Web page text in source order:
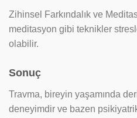
Zihinsel Farkındalık ve
meditasyon gibi teknikler
olabilir.
Sonuç
Travma, bireyin yaşamında
deneyimdir ve bazen